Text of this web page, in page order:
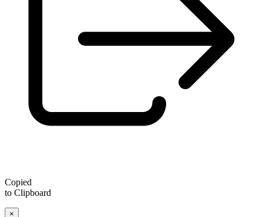
Copied
to Clipboard
×